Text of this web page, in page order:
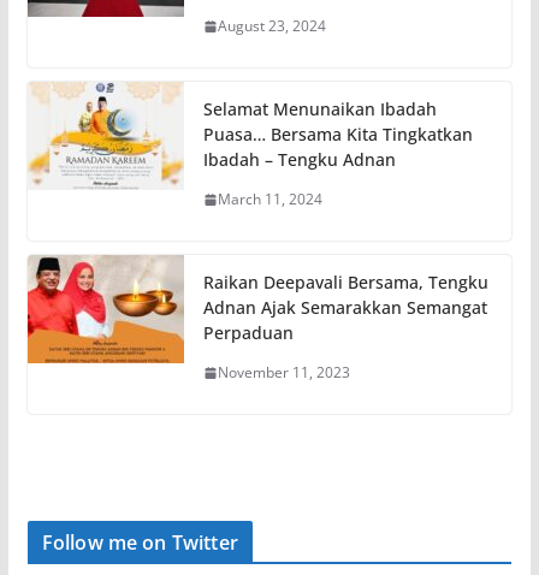
August 23, 2024
Selamat Menunaikan Ibadah
Puasa… Bersama Kita Tingkatkan
Ibadah – Tengku Adnan
March 11, 2024
Raikan Deepavali Bersama, Tengku
Adnan Ajak Semarakkan Semangat
Perpaduan
November 11, 2023
Follow me on Twitter